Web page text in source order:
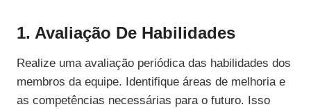
1. Avaliação De Habilidades
Realize uma avaliação periódica das habilidades dos
membros da equipe. Identifique áreas de melhoria e
as competências necessárias para o futuro. Isso